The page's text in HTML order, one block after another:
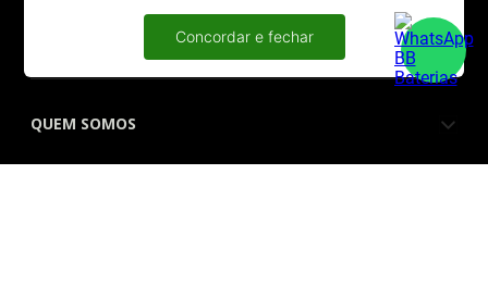
Concordar e fechar
QUEM SOMOS